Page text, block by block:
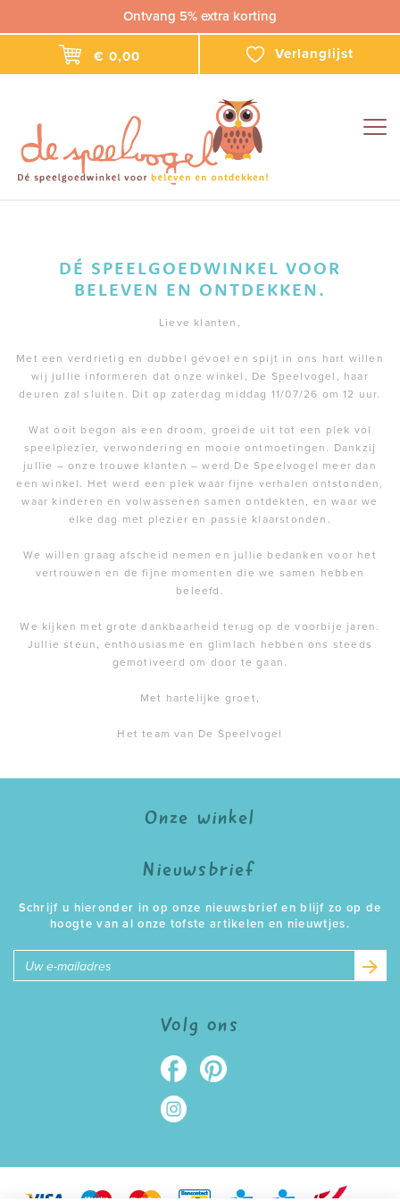
Ontvang 5% extra korting
€ 0,00 Verlanglijst
DÉ SPEELGOEDWINKEL VOOR
BELEVEN EN ONTDEKKEN.
Lieve klanten,
Met een verdrietig en dubbel gevoel en spijt in ons hart willen
wij jullie informeren dat onze winkel, De Speelvogel, haar
deuren zal sluiten. Dit op zaterdag middag 11/07/26 om 12 uur.
Wat ooit begon als een droom, groeide uit tot een plek vol
speelplezier, verwondering en mooie ontmoetingen. Dankzij
jullie – onze trouwe klanten – werd De Speelvogel meer dan
een winkel. Het werd een plek waar fijne verhalen ontstonden,
waar kinderen en volwassenen samen ontdekten, en waar we
elke dag met plezier en passie klaarstonden.
We willen graag afscheid nemen en jullie bedanken voor het
vertrouwen en de fijne momenten die we samen hebben
beleefd.
We kijken met grote dankbaarheid terug op de voorbije jaren.
Jullie steun, enthousiasme en glimlach hebben ons steeds
gemotiveerd om door te gaan.
Met hartelijke groet,
Het team van De Speelvogel
Onze winkel
Nieuwsbrief
Schrijf u hieronder in op onze nieuwsbrief en blijf zo op de
hoogte van al onze tofste artikelen en nieuwtjes.
Volg ons